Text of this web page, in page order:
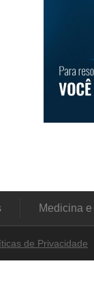
Medicina
de Privacidade